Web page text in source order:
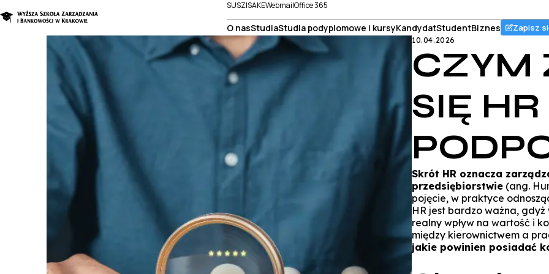
SUSZISAKEWebmailOffice 365
O nasStudiaStudia podyplomowe i kursyKandydatStudentBiznes Zapisz
10.04.2026
CZYM
SIĘ
Skrót HR oznacza
przedsiębiorstwie (ang.
pojęcie, w praktyce
HR jest bardzo ważna, gdyż
realny wpływ na wartość i
między kierownictwem a
jakie powinien posiadać